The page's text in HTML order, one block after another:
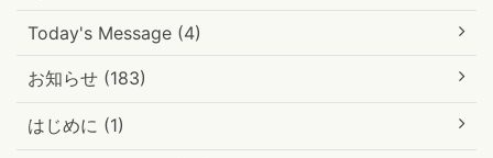
Today's Message (4)
お知らせ (183)
はじめに (1)